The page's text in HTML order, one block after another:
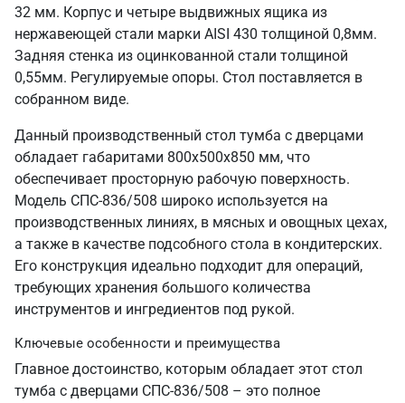
32 мм. Корпус и четыре выдвижных ящика из
нержавеющей стали марки AISI 430 толщиной 0,8мм.
Задняя стенка из оцинкованной стали толщиной
0,55мм. Регулируемые опоры. Стол поставляется в
собранном виде.
Данный производственный стол тумба с дверцами
обладает габаритами 800х500х850 мм, что
обеспечивает просторную рабочую поверхность.
Модель СПС-836/508 широко используется на
производственных линиях, в мясных и овощных цехах,
а также в качестве подсобного стола в кондитерских.
Его конструкция идеально подходит для операций,
требующих хранения большого количества
инструментов и ингредиентов под рукой.
Ключевые особенности и преимущества
Главное достоинство, которым обладает этот стол
тумба с дверцами СПС-836/508 – это полное